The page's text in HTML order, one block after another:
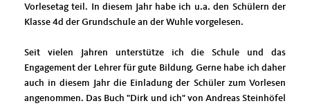
Vorlesetag teil. In diesem Jahr habe ich u.a. den Schülern der
Klasse 4d der Grundschule an der Wuhle vorgelesen.
Seit vielen Jahren unterstütze ich die Schule und das
Engagement der Lehrer für gute Bildung. Gerne habe ich daher
auch in diesem Jahr die Einladung der Schüler zum Vorlesen
angenommen. Das Buch "Dirk und ich" von Andreas Steinhöfel